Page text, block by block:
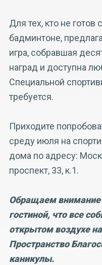
Для тех, кто не готов
бадминтоне,
игра, собравшая
наград и доступна
Специальной
требуется.
Приходите
среду июля на
дома по адресу:
проспект, 33, к.1.
Обращаем внимание
гостиной, что все
открытом воздухе
Пространство
каникулы.